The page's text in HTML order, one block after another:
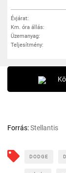
Évjárat:
Km. óra állás:
Üzemanyag:
Teljesítmény:
Forrás:Stellantis
DODGE